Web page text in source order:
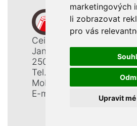
marketingových
li zobrazovat
pro vás
Upravit
Ceiba, s. r. o.
Jana Opletala 1265
250 01 Brandýs n. L. - St.
Tel.: +420 326 911 044
Mobil: +420 777 345 008
E-mail:
info@ceiba.cz